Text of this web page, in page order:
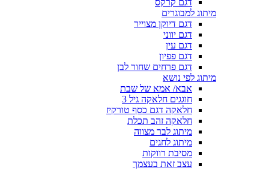
דגם קרקס
מיתוג למבוגרים
דגם דיוקן מצוייר
דגם יווני
דגם עין
דגם פפיון
דגם פרחים שחור לבן
מיתוג לפי נושא
אבא/ אמא של שבת
חוגגים חלאקה גיל 3
חלאקה דגם כסף טורקיז
חלאקה זהב תכלת
מיתוג לבר מצווה
מיתוג לחגים
מסיבת רווקות
עצב זאת בעצמך